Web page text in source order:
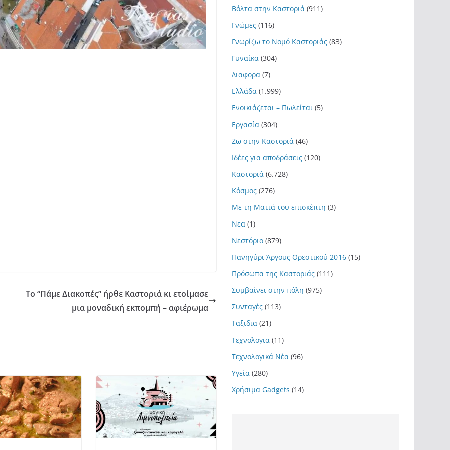
Το “Πάμε Διακοπές” ήρθε Καστοριά κι ετοίμασε
μια μοναδική εκπομπή – αφιέρωμα
Βόλτα στην Καστοριά (911)
Γνώμες (116)
Γνωρίζω το Νομό Καστοριάς (83)
Γυναίκα (304)
Διαφορα (7)
Ελλάδα (1.999)
Ενοικιάζεται – Πωλείται (5)
Εργασία (304)
Ζω στην Καστοριά (46)
Ιδέες για αποδράσεις (120)
Καστοριά (6.728)
Κόσμος (276)
Με τη Ματιά του επισκέπτη (3)
Νεα (1)
Νεστόριο (879)
Πανηγύρι Άργους Ορεστικού 2016 (15)
Πρόσωπα της Καστοριάς (111)
Συμβαίνει στην πόλη (975)
Συνταγές (113)
Ταξιδια (21)
Τεχνολογια (11)
Τεχνολογικά Νέα (96)
Υγεία (280)
Χρήσιμα Gadgets (14)